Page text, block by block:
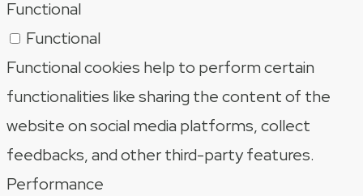
Functional
Functional
Functional cookies help to perform certain
functionalities like sharing the content of the
website on social media platforms, collect
feedbacks, and other third-party features.
Performance